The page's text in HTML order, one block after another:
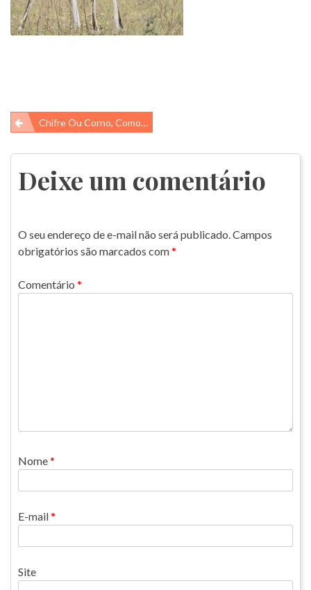
Navegação
de
Post
Chifre Ou Corno, Como Diferenciar?
Deixe um comentário
O seu endereço de e-mail não será publicado.Campos
obrigatórios são marcados com*
Comentário *
Nome*
E-mail*
Site